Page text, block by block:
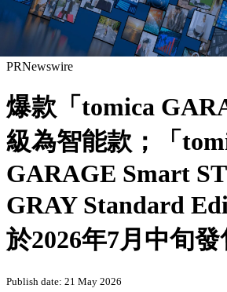
PRNewswire
爆款「tomica
級為智能款；「
GARAGE Smart
GRAY Standard
於2026年7月中旬發
Publish date: 21 May 2026